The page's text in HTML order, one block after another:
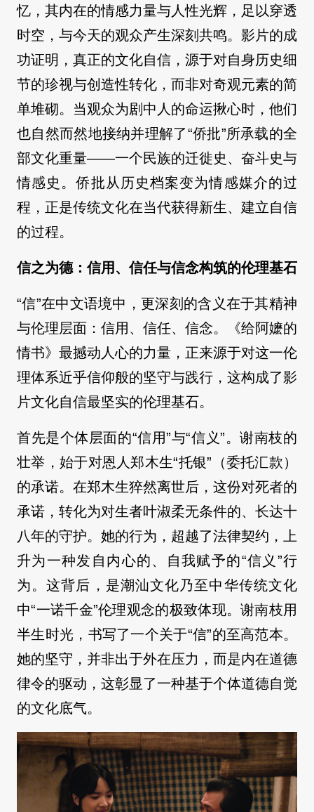
忆，其内在的情感力量与人性光辉，足以穿透
时空，与今天的观众产生深刻共鸣。影片的成
功证明，真正的文化自信，源于对自身历史细
节的珍视与创造性转化，而非对奇观元素的简
单堆砌。当观众为剧中人的命运揪心时，他们
也自然而然地接纳并理解了“侨批”所承载的全
部文化重量——一个民族的迁徙史、奋斗史与
情感史。侨批从历史档案变为情感媒介的过
程，正是传统文化在当代获得新生、建立自信
的过程。
信之为德：信用、信任与信念构筑的伦理基石
“信”在中文语境中，更深刻的含义在于其精神
与伦理层面：信用、信任、信念。《给阿嬷的
情书》最撼动人心的力量，正来源于对这一伦
理体系近乎信仰般的坚守与践行，这构成了影
片文化自信最坚实的伦理基石。
首先是个体层面的“信用”与“信义”。谢南枝的
壮举，始于对恩人郑木生“托银”（委托汇款）
的承诺。在郑木生猝然离世后，这份对死者的
承诺，转化为对生者叶淑柔无条件的、长达十
八年的守护。她的行为，超越了法律契约，上
升为一种发自内心的、自我赋予的“信义”行
为。这背后，是潮汕文化乃至中华传统文化
中“一诺千金”伦理观念的极致体现。谢南枝用
半生时光，书写了一个关于“信”的至高范本。
她的坚守，并非出于外在压力，而是内在道德
律令的驱动，这彰显了一种基于个体道德自觉
的文化底气。